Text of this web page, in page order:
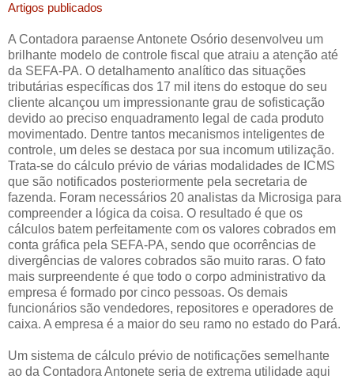
Artigos publicados
A Contadora paraense Antonete Osório desenvolveu um
brilhante modelo de controle fiscal que atraiu a atenção até
da SEFA-PA. O detalhamento analítico das situações
tributárias específicas dos 17 mil itens do estoque do seu
cliente alcançou um impressionante grau de sofisticação
devido ao preciso enquadramento legal de cada produto
movimentado. Dentre tantos mecanismos inteligentes de
controle, um deles se destaca por sua incomum utilização.
Trata-se do cálculo prévio de várias modalidades de ICMS
que são notificados posteriormente pela secretaria de
fazenda. Foram necessários 20 analistas da Microsiga para
compreender a lógica da coisa. O resultado é que os
cálculos batem perfeitamente com os valores cobrados em
conta gráfica pela SEFA-PA, sendo que ocorrências de
divergências de valores cobrados são muito raras. O fato
mais surpreendente é que todo o corpo administrativo da
empresa é formado por cinco pessoas. Os demais
funcionários são vendedores, repositores e operadores de
caixa. A empresa é a maior do seu ramo no estado do Pará.
Um sistema de cálculo prévio de notificações semelhante
ao da Contadora Antonete seria de extrema utilidade aqui